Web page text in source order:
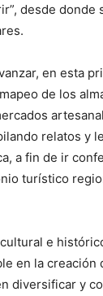
desde donde
en esta
de los
relatos y
a fin de ir
turístico
e
en la creación
diversificar y